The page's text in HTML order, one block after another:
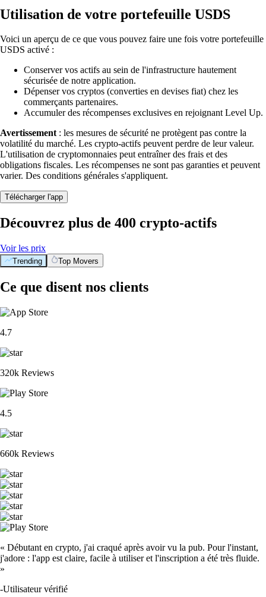
Utilisation de votre portefeuille USDS
Voici un aperçu de ce que vous pouvez faire une fois votre portefeuille
USDS activé :
Conserver vos actifs au sein de l'infrastructure hautement
sécurisée de notre application.
Dépenser vos cryptos (converties en devises fiat) chez les
commerçants partenaires.
Accumuler des récompenses exclusives en rejoignant Level Up.
Avertissement : les mesures de sécurité ne protègent pas contre la
volatilité du marché. Les crypto-actifs peuvent perdre de leur valeur.
L'utilisation de cryptomonnaies peut entraîner des frais et des
obligations fiscales. Les récompenses ne sont pas garanties et peuvent
varier. Des conditions générales s'appliquent.
Télécharger l'app
Découvrez plus de 400 crypto-actifs
Voir les prix
Trending Top Movers
Ce que disent nos clients
4.7
320k Reviews
4.5
660k Reviews
« Débutant en crypto, j'ai craqué après avoir vu la pub. Pour l'instant,
j'adore : l'app est claire, facile à utiliser et l'inscription a été très fluide.
»
-Utilisateur vérifié